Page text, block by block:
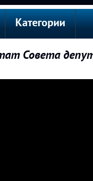
Категории
Совета